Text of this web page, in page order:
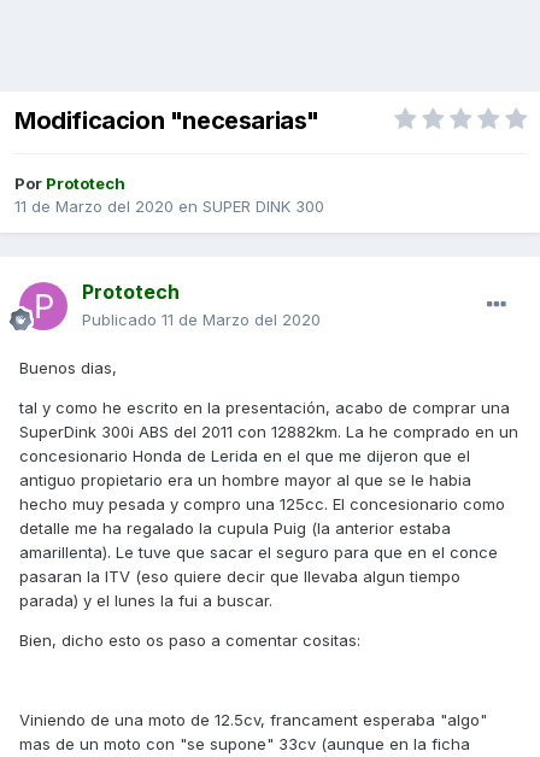
Modificacion "necesarias"
Por Prototech
11 de Marzo del 2020 en SUPER DINK 300
Prototech
Publicado 11 de Marzo del 2020
Buenos dias,
tal y como he escrito en la presentación, acabo de comprar una
SuperDink 300i ABS del 2011 con 12882km. La he comprado en un
concesionario Honda de Lerida en el que me dijeron que el
antiguo propietario era un hombre mayor al que se le habia
hecho muy pesada y compro una 125cc. El concesionario como
detalle me ha regalado la cupula Puig (la anterior estaba
amarillenta). Le tuve que sacar el seguro para que en el conce
pasaran la ITV (eso quiere decir que llevaba algun tiempo
parada) y el lunes la fui a buscar.
Bien, dicho esto os paso a comentar cositas:
Viniendo de una moto de 12.5cv, francament esperaba "algo"
mas de un moto con "se supone" 33cv (aunque en la ficha